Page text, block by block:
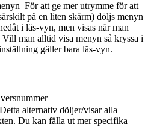
För att ge mer utrymme för att
på en liten skärm) döljs menyn
i läs-vyn, men visas när man
man alltid visa menyn så kryssa i
gäller bara läs-vyn.
versnummer
Detta alternativ döljer/visar alla
Du kan fälla ut mer specifika